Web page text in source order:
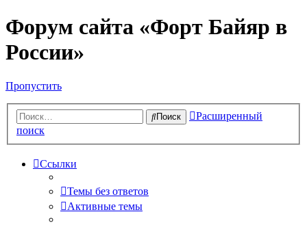
Форум сайта «Форт Байяр в
России»
Пропустить
Поиск
Расширенный
поиск
Ссылки
Темы без ответов
Активные темы